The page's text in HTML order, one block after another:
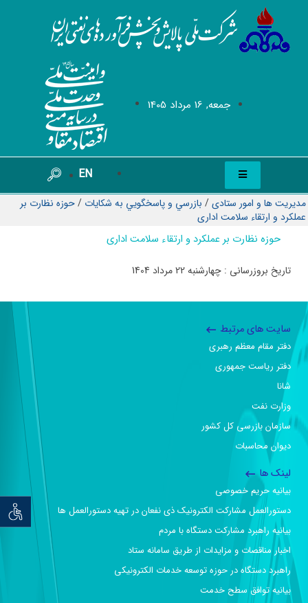
جمعه, 16 مرداد 1405
EN
توان
مدیریت ها و امور ستادی/ بازرسي و پاسخگويي به شكايات /حوزه نظارت بر
عملکرد و ارتقاء سلامت اداری
حوزه نظارت بر عملکرد و ارتقاء سلامت اداری
تاریخ بروزرسانی : چهارشنبه 22 مرداد 1404
سایت های مرتبط
دفتر مقام معظم رهبری
دفتر ریاست جمهوری
شانا
وزارت نفت
سازمان بازرسی کل کشور
دیوان محاسبات
لینک ها
بیانیه حریم خصوصی
دستورالعمل مشارکت الکترونیک ذی نفعان در تهیه دستورالعمل ها
بیانیه راهبرد مشارکت دستگاه با مردم
اخبار مناقصات و مزایدات از طریق سامانه ستاد
راهبرد دستگاه در حوزه توسعه خدمات الکترونیکی
بیانیه توافق سطح خدمت